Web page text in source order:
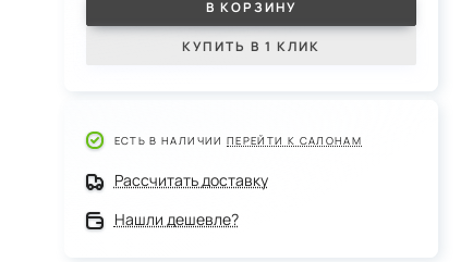
В КОРЗИНУ
КУПИТЬ В 1 КЛИК
ЕСТЬ В НАЛИЧИИПЕРЕЙТИ К САЛОНАМ
Рассчитать доставку
Нашли дешевле?